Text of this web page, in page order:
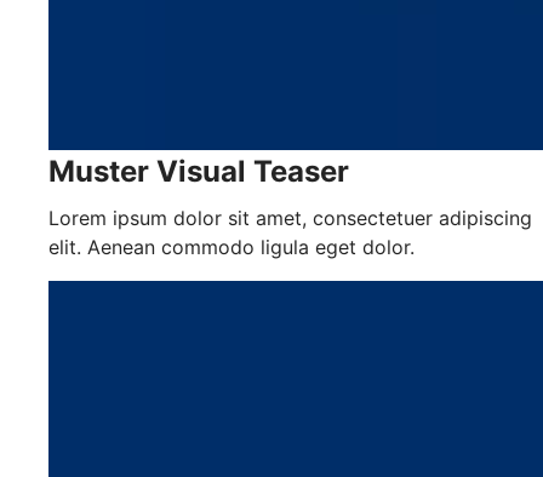
Muster Visual Teaser
Lorem ipsum dolor sit amet, consectetuer adipiscing
elit. Aenean commodo ligula eget dolor.